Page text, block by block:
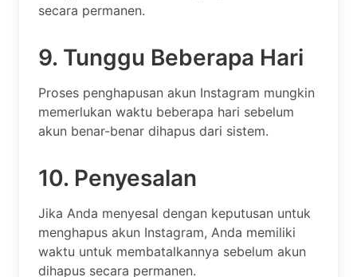
secara permanen.
9. Tunggu Beberapa Hari
Proses penghapusan akun Instagram mungkin
memerlukan waktu beberapa hari sebelum
akun benar-benar dihapus dari sistem.
10. Penyesalan
Jika Anda menyesal dengan keputusan untuk
menghapus akun Instagram, Anda memiliki
waktu untuk membatalkannya sebelum akun
dihapus secara permanen.